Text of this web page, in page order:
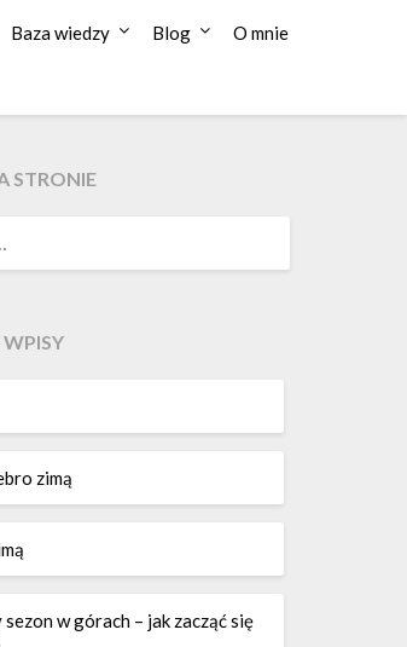
Baza wiedzy Blog O mnie
STRONIE
zimą
w górach – jak zacząć się